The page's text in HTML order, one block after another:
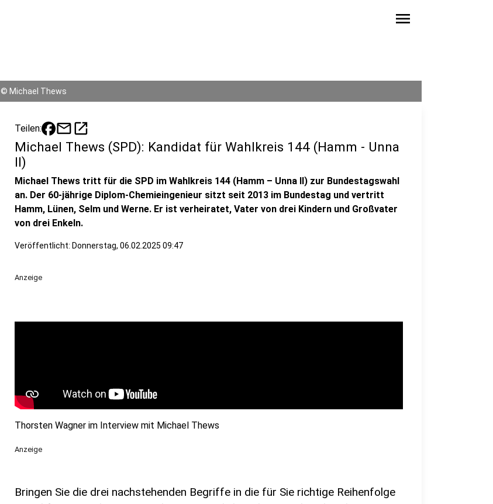
menu
© Michael Thews
Teilen: mailopen_in_new
Michael Thews (SPD): Kandidat für Wahlkreis 144 (Hamm - Unna
II)
Michael Thews tritt für die SPD im Wahlkreis 144 (Hamm – Unna II) zur Bundestagswahl
an. Der 60-jährige Diplom-Chemieingenieur sitzt seit 2013 im Bundestag und vertritt
Hamm, Lünen, Selm und Werne. Er ist verheiratet, Vater von drei Kindern und Großvater
von drei Enkeln.
Veröffentlicht: Donnerstag, 06.02.2025 09:47
Anzeige
Thorsten Wagner im Interview mit Michael Thews
Anzeige
Bringen Sie die drei nachstehenden Begriffe in die für Sie richtige Reihenfolge